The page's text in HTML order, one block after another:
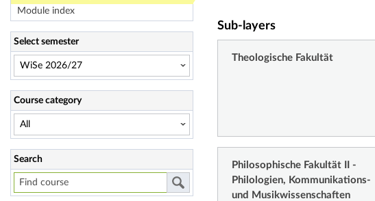
Module index
Select semester
Course category
Search
Sub-layers
Theologische Fakultät
Philosophische Fakultät II -
Philologien, Kommunikations-
und Musikwissenschaften